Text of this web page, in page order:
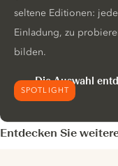
SPOTLIGHT
seltene Editionen:
Einladung, zu
bilden.
Die Auswahl
Entdecken Sie